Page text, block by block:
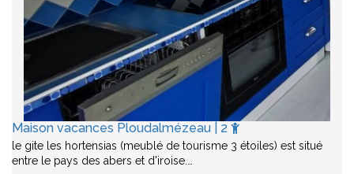
Maison vacances Ploudalmézeau | 2
le gite les hortensias (meublé de tourisme 3 étoiles) est situé
entre le pays des abers et d'iroise.…